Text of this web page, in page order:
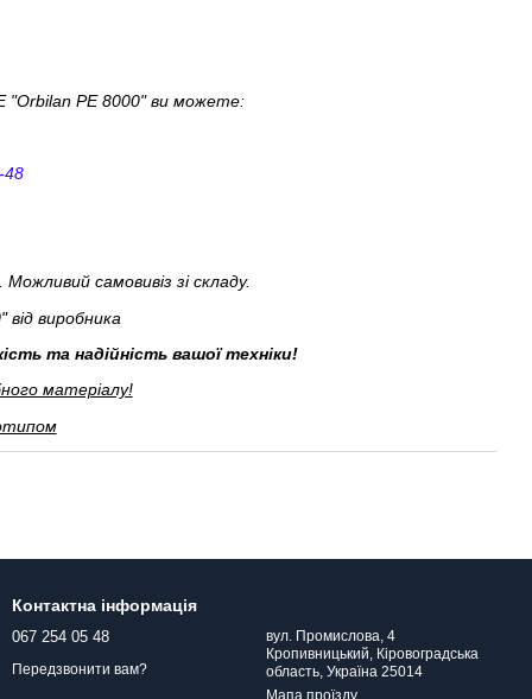
"Orbilan PE 8000" ви можете:
48
самовивіз зі складу.
виробника
та надійність вашої техніки!
матеріалу!
Контактна інформація
067 254 05 48
Передзвонити вам?
вул. Промислова, 4
Кропивницький, Кіровоградська
область, Україна 25014